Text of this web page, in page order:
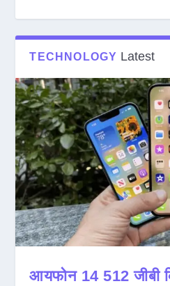
TECHNOLOGY Latest
आयफोन 14 512 जीबी